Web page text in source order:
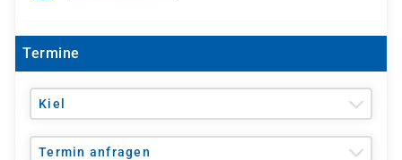
Termine
Kiel
Termin anfragen